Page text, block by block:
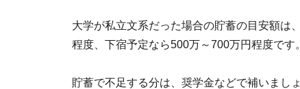
大学が私立文系だった場合の貯蓄の目安額は
程度、下宿予定なら500万～700万円程度です。
貯蓄で不足する分は、奨学金などで補いましょ